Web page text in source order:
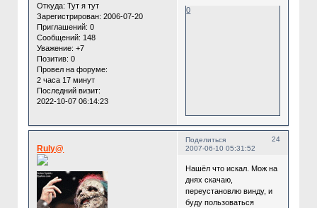
Откуда: Тут я тут
Зарегистрирован: 2006-07-20
Приглашений: 0
Сообщений: 148
Уважение: +7
Позитив: 0
Провел на форуме:
2 часа 17 минут
Последний визит:
2022-10-07 06:14:23
0
Поделиться
24
2007-06-10 05:31:52
Ruly@
Нашёл что искал. Мож на
днях скачаю,
переустановлю винду, и
буду пользоваться